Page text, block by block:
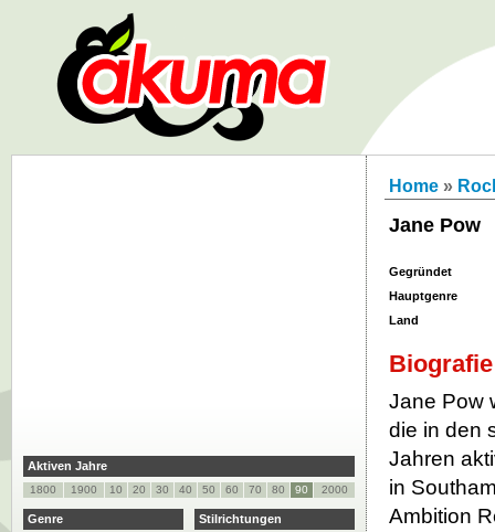
Home »
Jane Pow
Gegründet
Hauptgenre
Land
Biografie
Jane Pow
die in den
Jahren
in
Ambition
Aktiven Jahre
1800 1900 10 20 30 40 50 60 70 80 90 2000
Genre
Stilrichtungen